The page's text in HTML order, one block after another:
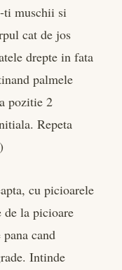
ti muschii si
cat de jos
drepte in fata
palmele
pozitie 2
Repeta
cu picioarele
de la picioare
cand
Intinde